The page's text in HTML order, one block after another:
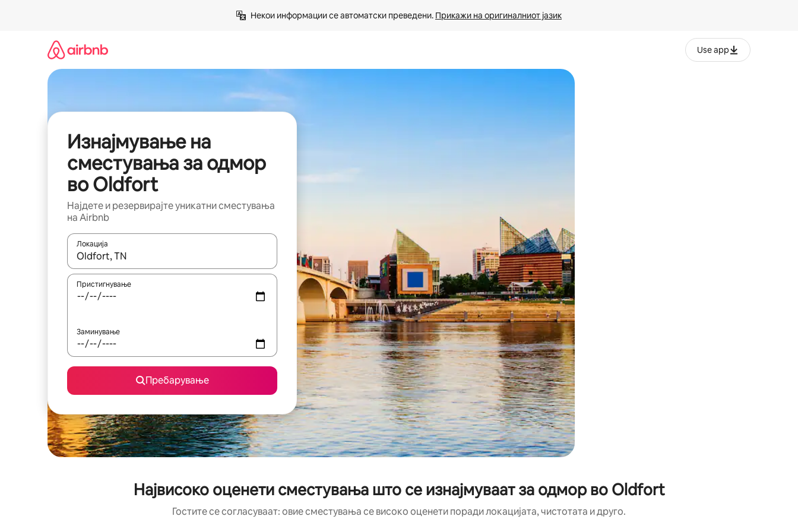
Некои информации се автоматски преведени. Прикажи на оригиналниот јазик
Use app
Изнајмување на
сместувања за одмор
во Oldfort
Најдете и резервирајте уникатни сместувања
на Airbnb
Локација
Кога резултатите се достапни, движете се со копчињата со стрелки нагоре и надолу или истражувајте со допирање или со лизгање.
Пристигнување
Заминување
Пребарување
Највисоко оценети сместувања што се изнајмуваат за одмор во Oldfort
Гостите се согласуваат: овие сместувања се високо оценети поради локацијата, чистотата и друго.